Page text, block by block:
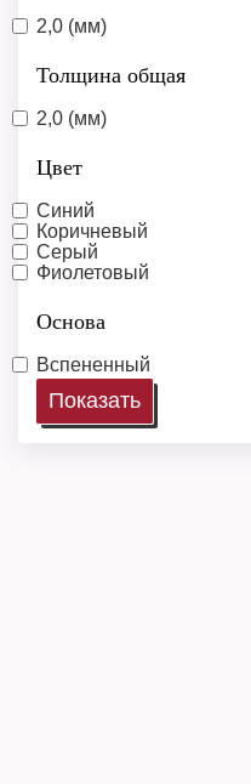
2,0 (мм)
Толщина общая
2,0 (мм)
Цвет
Синий
Коричневый
Серый
Фиолетовый
Основа
Вспененный